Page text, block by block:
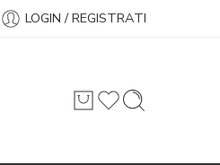
LOGIN / REGISTRATI